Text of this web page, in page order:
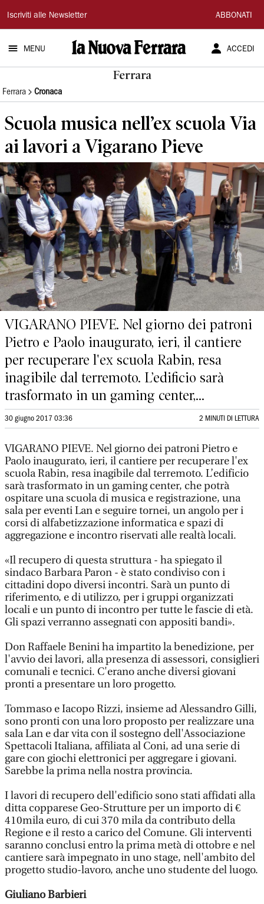
La
Nuova
Ferrara
Iscriviti alle Newsletter ABBONATI
MENU ACCEDI
Ferrara
Ferrara Cronaca
Scuola musica nell’ex scuola Via
ai lavori a Vigarano Pieve
VIGARANO PIEVE. Nel giorno dei patroni
Pietro e Paolo inaugurato, ieri, il cantiere
per recuperare l'ex scuola Rabin, resa
inagibile dal terremoto. L’edificio sarà
trasformato in un gaming center,...
30 giugno 2017 03:36 2 MINUTI DI LETTURA
VIGARANO PIEVE. Nel giorno dei patroni Pietro e
Paolo inaugurato, ieri, il cantiere per recuperare l'ex
scuola Rabin, resa inagibile dal terremoto. L’edificio
sarà trasformato in un gaming center, che potrà
ospitare una scuola di musica e registrazione, una
sala per eventi Lan e seguire tornei, un angolo per i
corsi di alfabetizzazione informatica e spazi di
aggregazione e incontro riservati alle realtà locali.
«Il recupero di questa struttura - ha spiegato il
sindaco Barbara Paron - è stato condiviso con i
cittadini dopo diversi incontri. Sarà un punto di
riferimento, e di utilizzo, per i gruppi organizzati
locali e un punto di incontro per tutte le fascie di età.
Gli spazi verranno assegnati con appositi bandi».
Don Raffaele Benini ha impartito la benedizione, per
l'avvio dei lavori, alla presenza di assessori, consiglieri
comunali e tecnici. C'erano anche diversi giovani
pronti a presentare un loro progetto.
Tommaso e Iacopo Rizzi, insieme ad Alessandro Gilli,
sono pronti con una loro proposto per realizzare una
sala Lan e dar vita con il sostegno dell'Associazione
Spettacoli Italiana, affiliata al Coni, ad una serie di
gare con giochi elettronici per aggregare i giovani.
Sarebbe la prima nella nostra provincia.
I lavori di recupero dell'edificio sono stati affidati alla
ditta copparese Geo-Strutture per un importo di €
410mila euro, di cui 370 mila da contributo della
Regione e il resto a carico del Comune. Gli interventi
saranno conclusi entro la prima metà di ottobre e nel
cantiere sarà impegnato in uno stage, nell'ambito del
progetto studio-lavoro, anche uno studente del luogo.
Giuliano Barbieri